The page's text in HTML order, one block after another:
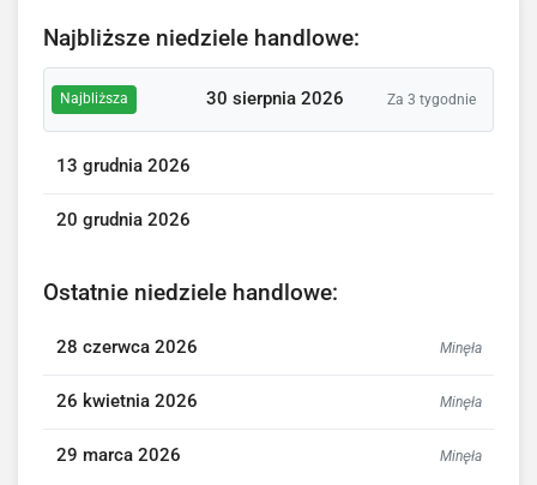
Najbliższe niedziele handlowe:
Najbliższa 30 sierpnia 2026 Za 3 tygodnie
13 grudnia 2026
20 grudnia 2026
Ostatnie niedziele handlowe:
28 czerwca 2026 Minęła
26 kwietnia 2026 Minęła
29 marca 2026 Minęła